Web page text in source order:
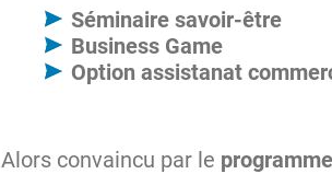
Séminaire savoir-être
Business Game
Option assistanat
Alors convaincu par le